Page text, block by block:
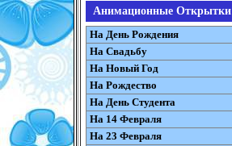
Анимационные Открытки
На День Рождения
На Свадьбу
На Новый Год
На Рождество
На День Студента
На 14 Февраля
На 23 Февраля